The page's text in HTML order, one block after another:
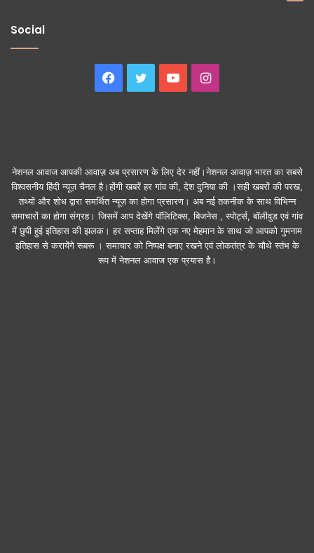
Social
Facebook
Twitter YouTubeInstagram
नेशनल आवाज आपकी आवाज़ अब प्रसारण के लिए देर नहीं।नेशनल आवाज़ भारत का सबसे
विश्वसनीय हिंदी न्यूज़ चैनल है।होंगी खबरें हर गांव की, देश दुनिया की ।सही खबरों की परख,
तथ्यों और शोध द्वारा समर्थित न्यूज़ का होगा प्रसारण। अब नई तकनीक के साथ विभिन्न
समाचारों का होगा संग्रह। जिसमें आप देखेंगे पॉलिटिक्स, बिजनेस , स्पोर्ट्स, बॉलीवुड एवं गांव
में छुपी हुई इतिहास की झलक। हर सप्ताह मिलेंगे एक नए मेहमान के साथ जो आपको गुमनाम
इतिहास से करायेंगे रूबरू । समाचार को निष्पक्ष बनाए रखने एवं लोकतंत्र के चौथे स्तंभ के
रूप में नेशनल आवाज एक प्रयास है।